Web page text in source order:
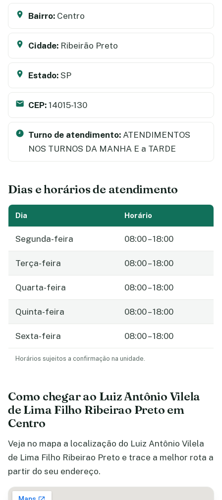
Bairro: Centro
Cidade: Ribeirão Preto
Estado: SP
CEP: 14015-130
Turno de atendimento: ATENDIMENTOS
NOS TURNOS DA MANHA E a TARDE
Dias e horários de atendimento
Dia Horário
Segunda-feira 08:00 – 18:00
Terça-feira 08:00 – 18:00
Quarta-feira 08:00 – 18:00
Quinta-feira 08:00 – 18:00
Sexta-feira 08:00 – 18:00
Horários sujeitos a confirmação na unidade.
Como chegar ao Luiz Antônio Vilela
de Lima Filho Ribeirao Preto em
Centro
Veja no mapa a localização do Luiz Antônio Vilela
de Lima Filho Ribeirao Preto e trace a melhor rota a
partir do seu endereço.